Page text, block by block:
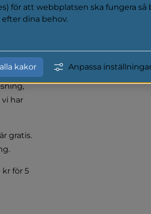
har
gratis.
för 5
för att webbplatsen ska fungera
dina behov.
kakor Anpassa